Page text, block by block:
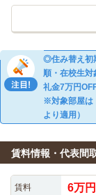
◎住み替え初
順・在校生対
礼金7万円
※対象部屋は
より適用）
賃料情報・代表間
賃料 6万円